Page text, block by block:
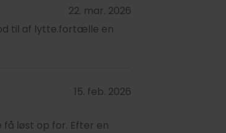
22. mar. 2026
til af lytte.fortælle en
15. feb. 2026
få løst op for. Efter en